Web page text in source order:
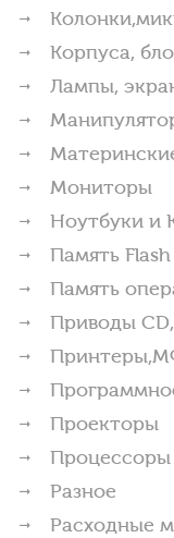
Корпуса,
Лампы,
Мониторы
Ноутбуки и
Память Flash
Память
Приводы
Проекторы
Процессоры
Разное
Расходные